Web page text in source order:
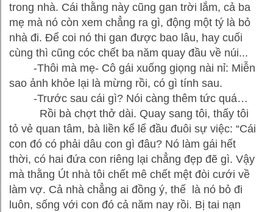
trong nhà. Cái thằng này cũng gan trời lắm, cả ba
mẹ mà nó còn xem chẳng ra gì, động một tý là bỏ
nhà đi. Để coi nó thi gan được bao lâu, hay cuối
cùng thì cũng cóc chết ba năm quay đầu về núi...
-Thôi mà mẹ- Cô gái xuống giọng nài nỉ: Miễn
sao ảnh khỏe lại là mừng rồi, có gì tính sau.
-Trước sau cái gì? Nói càng thêm tức quá…
Rồi bà chợt thở dài. Quay sang tôi, thấy tôi
tỏ vẻ quan tâm, bà liền kể lể đầu đuôi sự việc: “Cái
con đó có phải dâu con gì đâu? Nó làm gái hết
thời, có hai đứa con riêng lại chẳng đẹp đẽ gì. Vậy
mà thằng Út nhà tôi chết mê chết mệt đòi cưới về
làm vợ. Cả nhà chẳng ai đồng ý, thế là nó bỏ đi
luôn, sống với con đó cả năm nay rồi. Bị tai nạn